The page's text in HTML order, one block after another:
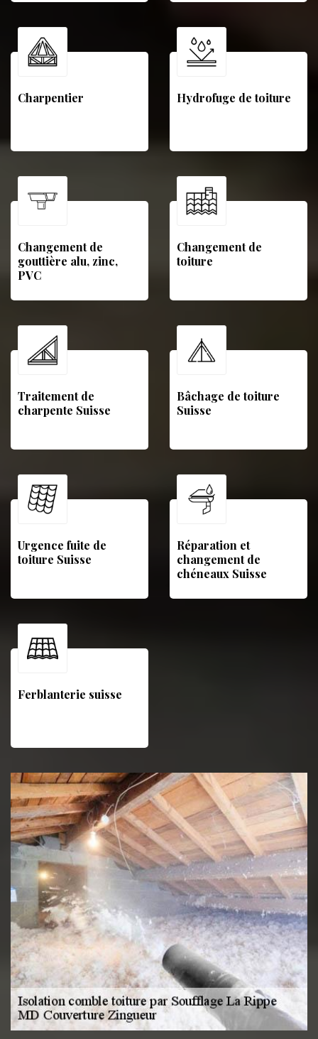
Charpentier Hydrofuge de toiture
Changement de
gouttière alu, zinc,
PVC
Changement de
toiture
Traitement de
charpente Suisse
Bâchage de toiture
Suisse
Urgence fuite de
toiture Suisse
Réparation et
changement de
chéneaux Suisse
Ferblanterie suisse